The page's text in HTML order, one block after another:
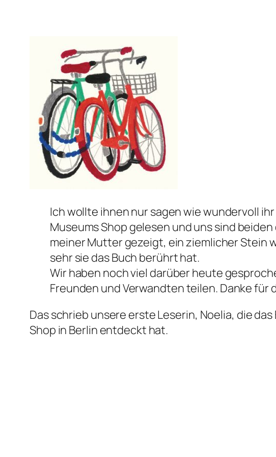
Ich wollte ihnen nur sagen wie wundervoll
Museums Shop gelesen und uns sind
meiner Mutter gezeigt, ein ziemlicher Stein
sehr sie das Buch berührt hat.
Wir haben noch viel darüber heute
Freunden und Verwandten teilen. Danke für
Das schrieb unsere erste Leserin, Noelia, die
Shop in Berlin entdeckt hat.